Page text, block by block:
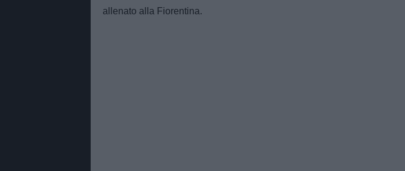
allenato alla Fiorentina.